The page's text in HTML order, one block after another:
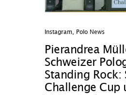
Instagram, Polo News
Pierandrea
Schweizer
Standing Rock:
Challenge Cup